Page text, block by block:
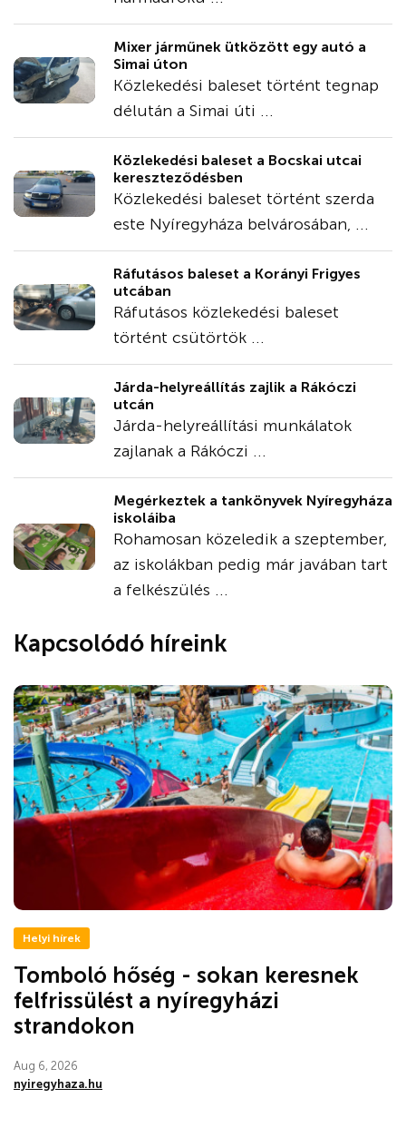
Mixer járműnek ütközött egy autó a
Simai úton
Közlekedési baleset történt tegnap
délután a Simai úti ...
Közlekedési baleset a Bocskai utcai
kereszteződésben
Közlekedési baleset történt szerda
este Nyíregyháza belvárosában, ...
Ráfutásos baleset a Korányi Frigyes
utcában
Ráfutásos közlekedési baleset
történt csütörtök ...
Járda-helyreállítás zajlik a Rákóczi
utcán
Járda-helyreállítási munkálatok
zajlanak a Rákóczi ...
Megérkeztek a tankönyvek Nyíregyháza
iskoláiba
Rohamosan közeledik a szeptember,
az iskolákban pedig már javában tart
a felkészülés ...
Kapcsolódó híreink
Helyi hírek
Tomboló hőség - sokan keresnek
felfrissülést a nyíregyházi
strandokon
Aug 6, 2026
nyiregyhaza.hu